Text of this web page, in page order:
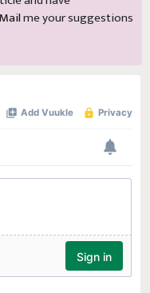
Mailme your suggestions